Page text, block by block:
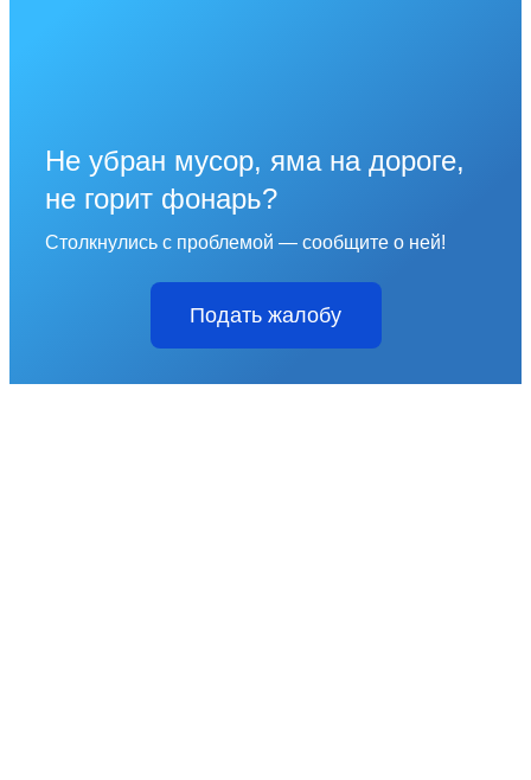
Не убран мусор, яма на дороге,
не горит фонарь?
Столкнулись с проблемой — сообщите о ней!
Подать жалобу